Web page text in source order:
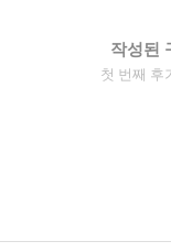
작성된
첫 번째 후